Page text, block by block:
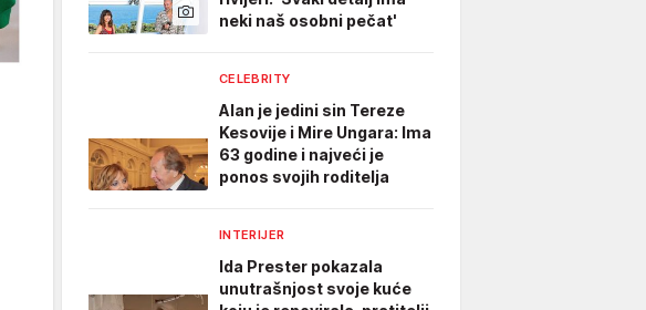
neki naš osobni pečat'
CELEBRITY
Alan je jedini sin Tereze
Kesovije i Mire Ungara: Ima
63 godine i najveći je
ponos svojih roditelja
INTERIJER
Ida Prester pokazala
unutrašnjost svoje kuće